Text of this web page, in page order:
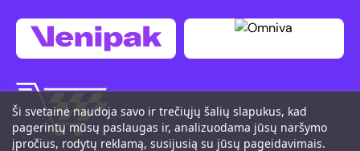
Ši svetainė naudoja savo ir trečiųjų šalių slapukus, kad
pagerintų mūsų paslaugas ir, analizuodama jūsų naršymo
įpročius, rodytų reklamą, susijusią su jūsų pageidavimais.